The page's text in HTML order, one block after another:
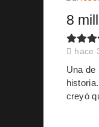
8
hace
Una de
creyó